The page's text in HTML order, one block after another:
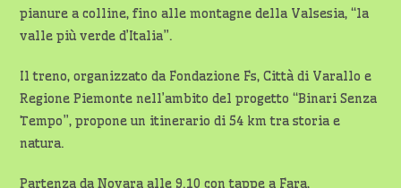
pianure a colline, fino alle montagne della Valsesia, “la
valle più verde d’Italia”.
Il treno, organizzato da Fondazione Fs, Città di Varallo e
Regione Piemonte nell’ambito del progetto “Binari Senza
Tempo”, propone un itinerario di 54 km tra storia e
natura.
Partenza da Novara alle 9.10 con tappe a Fara,